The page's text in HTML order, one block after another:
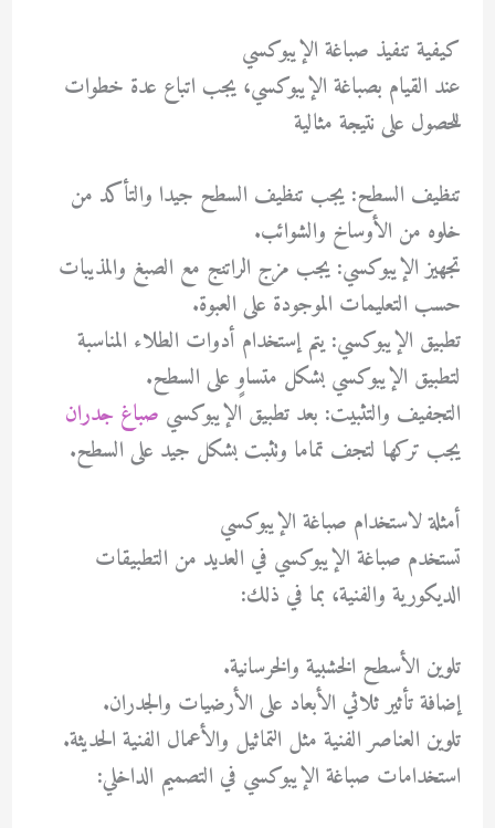
كيفية تنفيذ صباغة الإيبوكسي
عند القيام بصباغة الإيبوكسي، يجب اتباع عدة خطوات
للحصول على نتيجة مثالية
تنظيف السطح: يجب تنظيف السطح جيدا والتأكد من
خلوه من الأوساخ والشوائب.
تجهيز الإيبوكسي: يجب مزج الراتنج مع الصبغ والمذيبات
حسب التعليمات الموجودة على العبوة.
تطبيق الإيبوكسي: يتم إستخدام أدوات الطلاء المناسبة
لتطبيق الإيبوكسي بشكل متساوٍ على السطح.
التجفيف والتثبيت: بعد تطبيق الإيبوكسي صباغ جدران
يجب تركها لتجف تماما وتثبت بشكل جيد على السطح.
أمثلة لاستخدام صباغة الإيبوكسي
تستخدم صباغة الإيبوكسي في العديد من التطبيقات
الديكورية والفنية، بما في ذلك:
تلوين الأسطح الخشبية والخرسانية.
إضافة تأثير ثلاثي الأبعاد على الأرضيات والجدران.
تلوين العناصر الفنية مثل التماثيل والأعمال الفنية الحديثة.
استخدامات صباغة الإيبوكسي في التصميم الداخلي: